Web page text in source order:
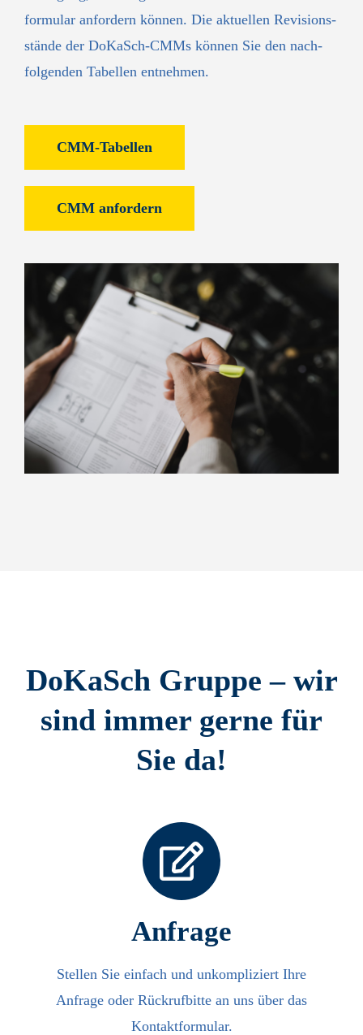
formular anfordern können. Die aktuellen Revisions­
stände der DoKaSch-CMMs können Sie den nach­
folgenden Tabellen entnehmen.
CMM-Tabellen
CMM anfordern
DoKaSch Gruppe – wir
sind immer gerne für
Sie da!
Anfrage
Stellen Sie einfach und unkompliziert Ihre
Anfrage oder Rückrufbitte an uns über das
Kontaktformular.